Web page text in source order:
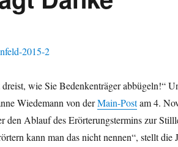
wie Sie Bedenkenträger abbügeln!“
Wiedemann von derMain-Postam 4.
den Ablauf des Erörterungstermins zur
kann man das nicht nennen“, stellt die